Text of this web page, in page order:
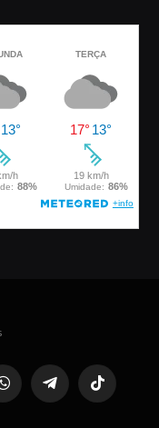
WhatsAppTelegramaTikTok